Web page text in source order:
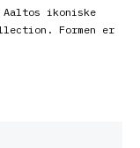
ikoniske
Formen er